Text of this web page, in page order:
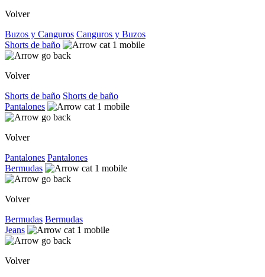
Volver
Buzos y Canguros Canguros y Buzos
Shorts de baño
Volver
Shorts de baño Shorts de baño
Pantalones
Volver
Pantalones Pantalones
Bermudas
Volver
Bermudas Bermudas
Jeans
Volver